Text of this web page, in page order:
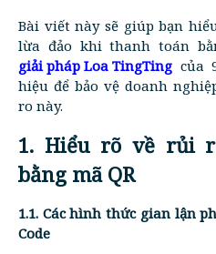
Bài viết này sẽ giúp bạn
lừa đảo khi thanh toán
giải pháp Loa TingTing của
hiệu để bảo vệ doanh
ro này.
1. Hiểu rõ về rủi
bằng mã QR
1.1. Các hình thức gian lận
Code